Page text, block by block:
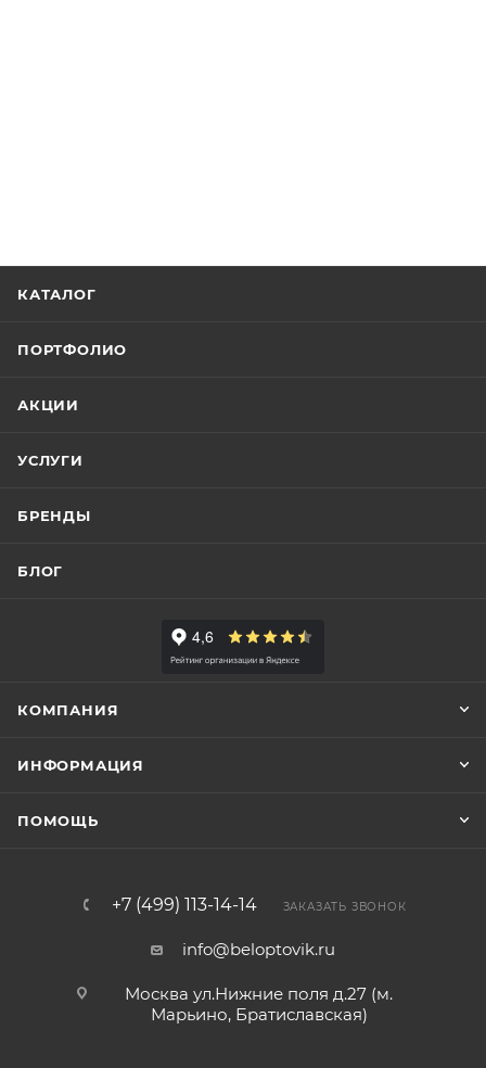
КАТАЛОГ
ПОРТФОЛИО
АКЦИИ
УСЛУГИ
БРЕНДЫ
БЛОГ
КОМПАНИЯ
ИНФОРМАЦИЯ
ПОМОЩЬ
+7 (499) 113-14-14 ЗАКАЗАТЬ ЗВОНОК
info@beloptovik.ru
Москва ул.Нижние поля д.27 (м.
Марьино, Братиславская)